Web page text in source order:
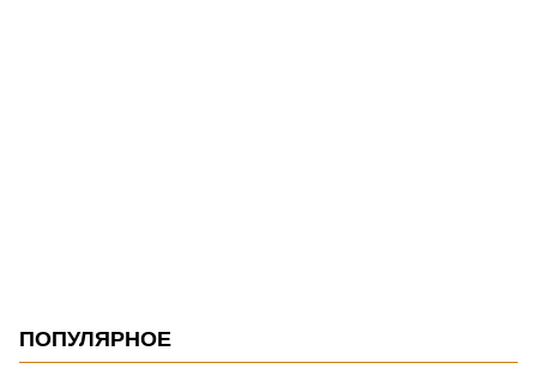
ПОПУЛЯРНОЕ